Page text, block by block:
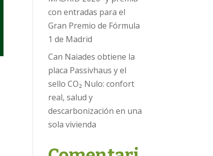
con entradas para el
Gran Premio de Fórmula
1 de Madrid
Can Naiades obtiene la
placa Passivhaus y el
sello CO₂ Nulo: confort
real, salud y
descarbonización en una
sola vivienda